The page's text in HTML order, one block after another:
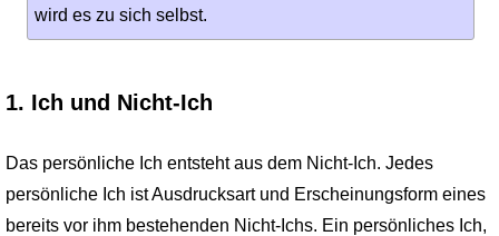
wird es zu sich selbst.
1. Ich und Nicht-Ich
Das persönliche Ich entsteht aus dem Nicht-Ich. Jedes
persönliche Ich ist Ausdrucksart und Erscheinungsform eines
bereits vor ihm bestehenden Nicht-Ichs. Ein persönliches Ich,